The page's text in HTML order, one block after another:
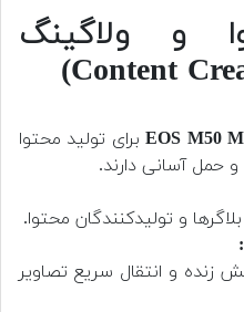
و ولاگینگ
برای تولید محتوا
حمل آسانی دارند.
و تولیدکنندگان محتوا.
زنده و انتقال سریع تصاویر